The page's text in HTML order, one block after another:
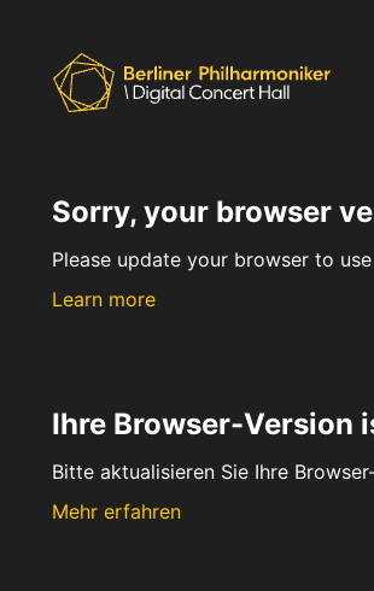
Sorry, your browser
Please update your browser to
Learn more
Ihre Browser-Version
Bitte aktualisieren Sie Ihre
Mehr erfahren